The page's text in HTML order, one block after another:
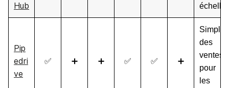
Hub
échelle
Pip
edri
ve
✅ ➕ ➕ ✅ ✅ ➕
des
ventes
pour
les